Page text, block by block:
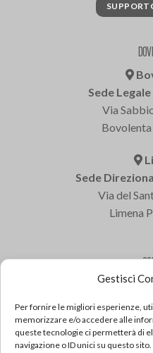
Gestisci
Per fornire le migliori esperienze,
memorizzare e/o accedere alle
queste tecnologie ci permetterà di
navigazione o ID unici su questo
Sede
Via
Sede
Via del
Limena
Tel: +39
Fax:
Email: